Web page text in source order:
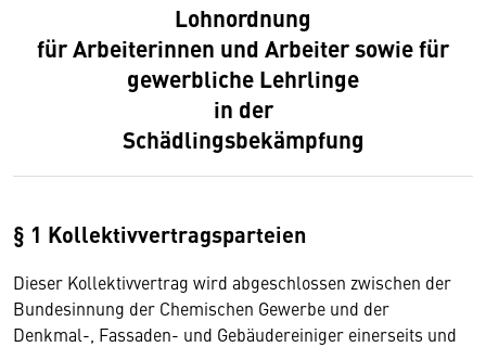
Lohnordnung
für Arbeiterinnen und Arbeiter sowie für
gewerbliche Lehrlinge
in der
Schädlingsbekämpfung
§ 1 Kollektivvertragsparteien
Dieser Kollektivvertrag wird abgeschlossen zwischen der
Bundesinnung der Chemischen Gewerbe und der
Denkmal-, Fassaden- und Gebäudereiniger einerseits und